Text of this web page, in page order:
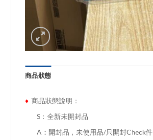
商品狀態
♦ 商品狀態說明：
S：全新未開封品
A：開封品，未使用品/只開封Check件